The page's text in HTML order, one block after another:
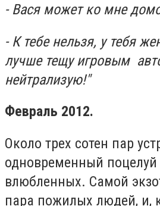
- Вася может ко мне
- К тебе нельзя, у тебя
лучше тещу игровым
нейтрализую!"
Февраль 2012.
Около трех сотен пар
одновременный поцелуй
влюбленных. Самой
пара пожилых людей, и,